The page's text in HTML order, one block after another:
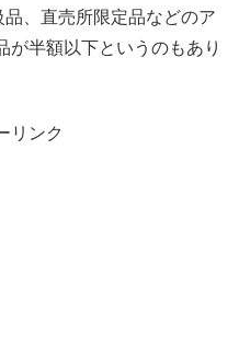
、直売所限定品などのア
が半額以下というのもあり
リンク